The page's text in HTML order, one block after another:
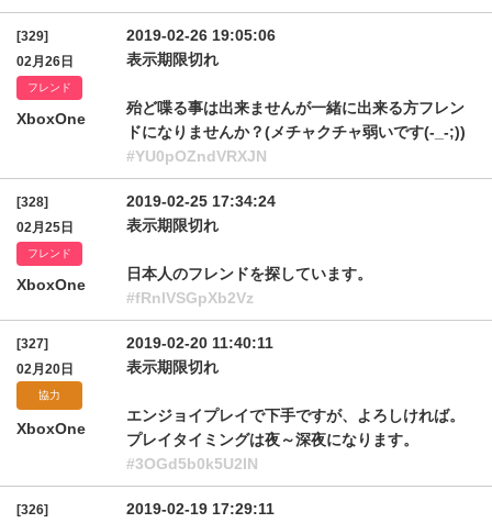
[329]
02月26日
フレンド
XboxOne
2019-02-26 19:05:06
表示期限切れ
殆ど喋る事は出来ませんが一緒に出来る方フレン
ドになりませんか？(メチャクチャ弱いです(-_-;))
#YU0pOZndVRXJN
[328]
02月25日
フレンド
XboxOne
2019-02-25 17:34:24
表示期限切れ
日本人のフレンドを探しています。
#fRnlVSGpXb2Vz
[327]
02月20日
協力
XboxOne
2019-02-20 11:40:11
表示期限切れ
エンジョイプレイで下手ですが、よろしければ。
プレイタイミングは夜～深夜になります。
#3OGd5b0k5U2lN
[326]
2019-02-19 17:29:11